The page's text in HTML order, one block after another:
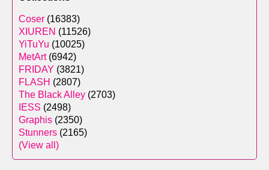
Coser (16383)
XIUREN (11526)
YiTuYu (10025)
MetArt(6942)
FRIDAY (3821)
FLASH (2807)
The Black Alley (2703)
IESS (2498)
Graphis (2350)
Stunners (2165)
(View all)